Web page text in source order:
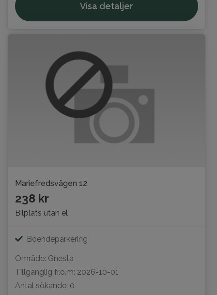
Visa detaljer
Mariefredsvägen 12
238 kr
Bilplats utan el
Boendeparkering
Område: Gnesta
Tillgänglig fr.o.m: 2026-10-01
Antal sökande: 0